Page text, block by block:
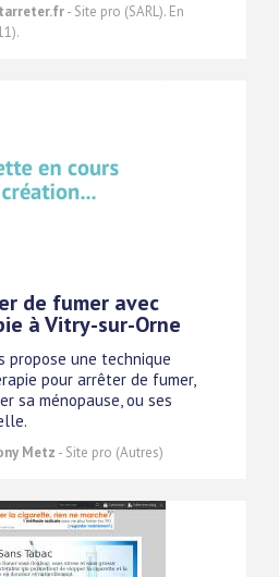
- Site pro (SARL). En
de fumer avec
à Vitry-sur-Orne
propose une technique
pour arrêter de fumer,
sa ménopause, ou ses
Metz - Site pro (Autres)